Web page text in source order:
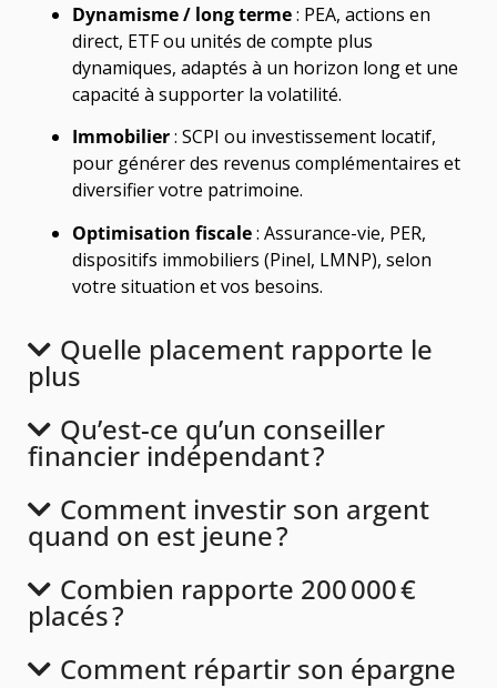
Dynamisme / long terme: PEA, actions en
direct, ETF ou unités de compte plus
dynamiques, adaptés à un horizon long et une
capacité à supporter la volatilité.
Immobilier: SCPI ou investissement locatif,
pour générer des revenus complémentaires et
diversifier votre patrimoine.
Optimisation fiscale: Assurance-vie, PER,
dispositifs immobiliers (Pinel, LMNP), selon
votre situation et vos besoins.
Quelle placement rapporte le
plus
Qu’est-ce qu’un conseiller
financier indépendant ?
Comment investir son argent
quand on est jeune ?
Combien rapporte 200 000 €
placés ?
Comment répartir son épargne